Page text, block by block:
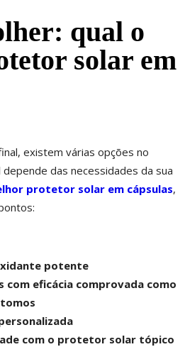
qual o
solar em
existem várias opções no
das necessidades da sua
protetor solar em cápsulas,
potente
com eficácia comprovada como
com o protetor solar tópico